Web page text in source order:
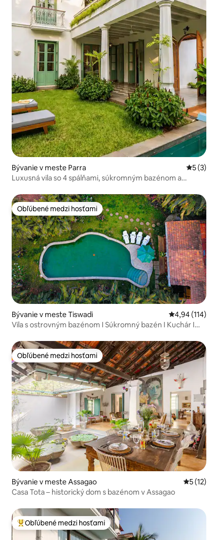
Bývanie v meste Parra
5 (3)
Luxusná vila so 4 spálňami, súkromným bazénom a
Obľúbené medzi hosťami
Obľúbené medzi hosťami
Bývanie v meste Tiswadi Priemerné
4,94 (114)
Vila s ostrovným bazénom I Súkromný bazén I Kuchár I
Obľúbené medzi hosťami
Obľúbené medzi hosťami
Bývanie v meste Assagao
5 (12)
Casa Tota – historický dom s bazénom v Assagao
Najobľúbenejšie medzi hosťami
Obľúbené medzi hosťami